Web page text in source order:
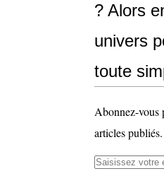
? Alors
univers
toute
Abonnez-vous
articles publiés.